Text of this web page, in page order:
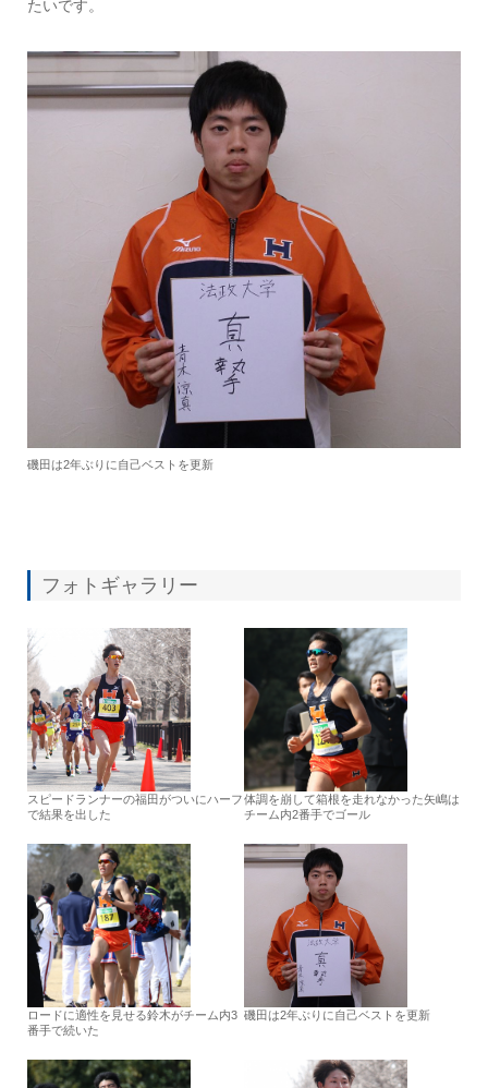
たいです。
磯田は2年ぶりに自己ベストを更新
フォトギャラリー
スピードランナーの福田がついにハーフ
で結果を出した
体調を崩して箱根を走れなかった矢嶋は
チーム内2番手でゴール
ロードに適性を見せる鈴木がチーム内3
番手で続いた
磯田は2年ぶりに自己ベストを更新